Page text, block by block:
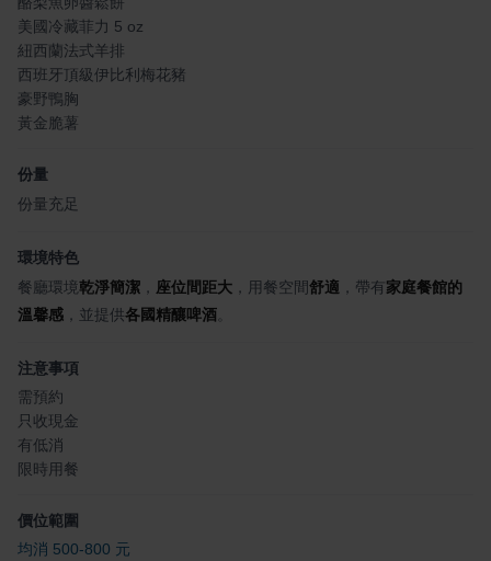
美國冷藏菲力 5 oz
紐西蘭法式羊排
西班牙頂級伊比利梅花豬
豪野鴨胸
黃金脆薯
份量
份量充足
環境特色
餐廳環境乾淨簡潔 ， 座位間距大 ，用餐空間舒適 ，帶有 家庭餐館的
溫馨感 ，並提供各國精釀啤酒
注意事項
需預約
只收現金
有低消
限時用餐
價位範圍
均消 500-800 元